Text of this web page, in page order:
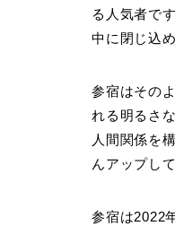
る人気者で
中に閉じ込
参宿はその
れる明るさ
人間関係を
んアップし
参宿は2022